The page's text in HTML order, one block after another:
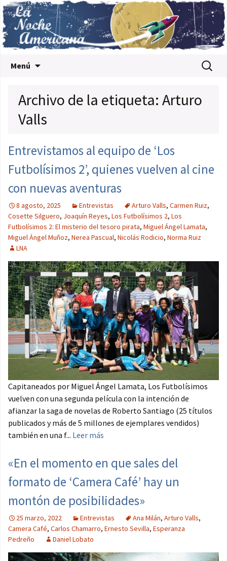
Menú Buscar:
Archivo de la etiqueta: Arturo
Valls
Entrevistamos al equipo de ‘Los
Futbolísimos 2’, quienes vuelven al cine
con nuevas aventuras
8 agosto, 2025 Entrevistas Arturo Valls, Carmen Ruiz,
Cosette Silguero, Joaquín Reyes, Los Futbolísimos 2, Los
Futbolísimos 2: El misterio del tesoro pirata, Miguel Ángel Lamata,
Miguel Ángel Muñoz, Nerea Pascual, Nicolás Rodicio, Norma Ruiz
LNA
Capitaneados por Miguel Ángel Lamata, Los Futbolísimos
vuelven con una segunda película con la intención de
afianzar la saga de novelas de Roberto Santiago (25 títulos
publicados y más de 5 millones de ejemplares vendidos)
también en una f... Leer más
«En el momento en que sales del
formato de ‘Camera Café’ hay un
montón de posibilidades»
25 marzo, 2022 Entrevistas Ana Milán, Arturo Valls,
Camera Café, Carlos Chamarro, Ernesto Sevilla, Esperanza
Pedreño
Daniel Lobato